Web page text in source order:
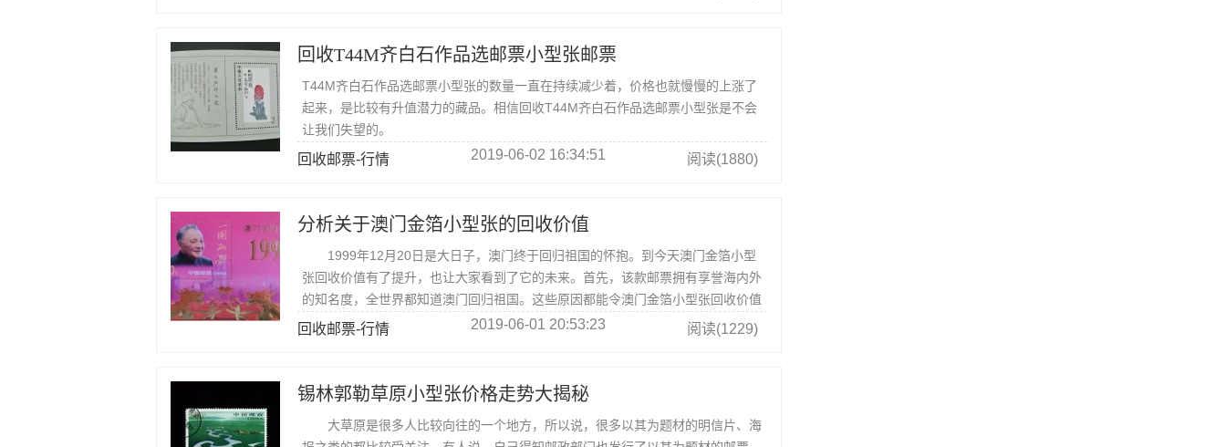
回收T44M齐白石作品选邮票小型张邮票
T44M齐白石作品选邮票小型张的数量一直在持续减少着，价格也就慢慢的上涨了
起来，是比较有升值潜力的藏品。相信回收T44M齐白石作品选邮票小型张是不会
让我们失望的。
回收邮票-行情 2019-06-02 16:34:51 阅读(1880)
分析关于澳门金箔小型张的回收价值
1999年12月20日是大日子，澳门终于回归祖国的怀抱。到今天澳门金箔小型
张回收价值有了提升，也让大家看到了它的未来。首先，该款邮票拥有享誉海内外
的知名度，全世界都知道澳门回归祖国。这些原因都能令澳门金箔小型张回收价值
不断提高，值得去收藏。
回收邮票-行情 2019-06-01 20:53:23 阅读(1229)
锡林郭勒草原小型张价格走势大揭秘
大草原是很多人比较向往的一个地方，所以说，很多以其为题材的明信片、海